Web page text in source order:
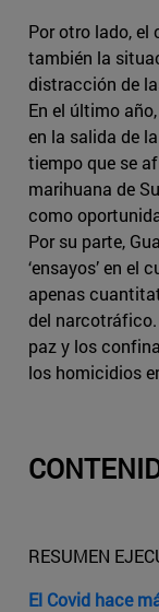
Por otro lado, el
también la
distracción de
En el último
en la salida de
tiempo que se
marihuana de
como
Por su parte,
‘ensayos’ en el
apenas
del
paz y los
los homicidios
RESUMEN
El Covid hace